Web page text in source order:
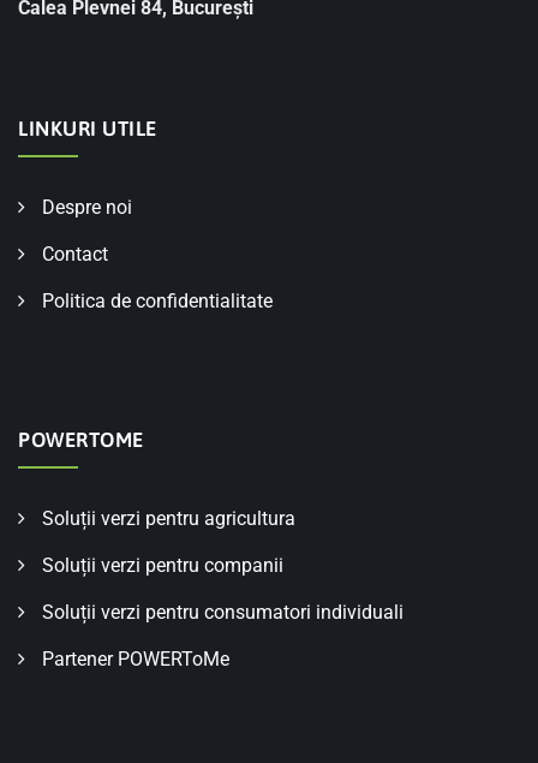
Calea Plevnei 84, București
LINKURI UTILE
Despre noi
Contact
Politica de confidentialitate
POWERTOME
Soluții verzi pentru agricultura
Soluții verzi pentru companii
Soluții verzi pentru consumatori individuali
Partener POWERToMe